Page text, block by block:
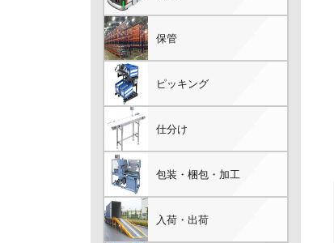
保管
ピッキング
仕分け
包装・梱包・加工
入荷・出荷